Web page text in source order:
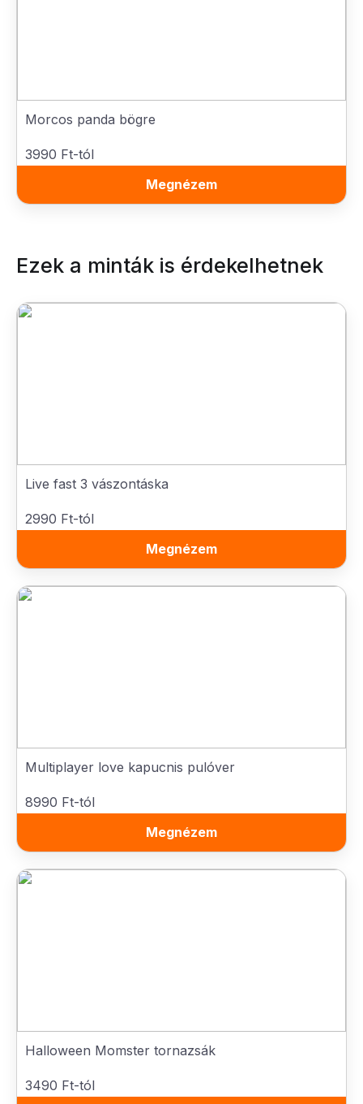
Morcos panda bögre
3990 Ft-tól
Megnézem
Ezek a minták is érdekelhetnek
Live fast 3 vászontáska
2990 Ft-tól
Megnézem
Multiplayer love kapucnis pulóver
8990 Ft-tól
Megnézem
Halloween Momster tornazsák
3490 Ft-tól